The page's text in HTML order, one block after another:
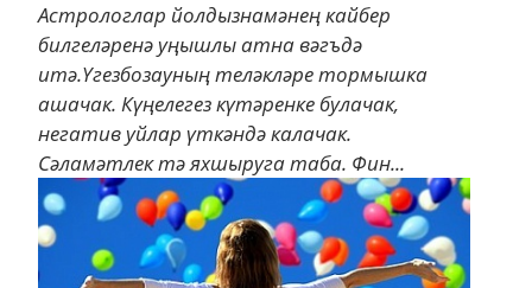
Астрологлар йолдызнамәнең кайбер
билгеләренә уңышлы атна вәгъдә
итә.Үгезбозауның теләкләре тормышка
ашачак. Күңелегез күтәренке булачак,
негатив уйлар үткәндә калачак.
Сәламәтлек тә яхшыруга таба. Фин...